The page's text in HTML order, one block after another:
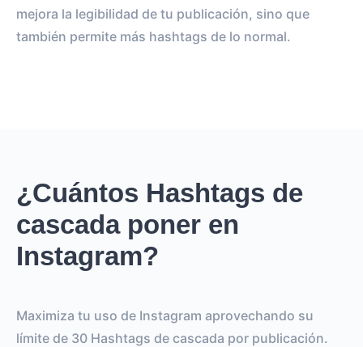
mejora la legibilidad de tu publicación, sino que
también permite más hashtags de lo normal.
¿Cuántos Hashtags de
cascada poner en
Instagram?
Maximiza tu uso de Instagram aprovechando su
límite de 30 Hashtags de cascada por publicación.